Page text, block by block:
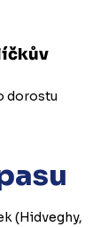
dorostu
(Hidveghy,